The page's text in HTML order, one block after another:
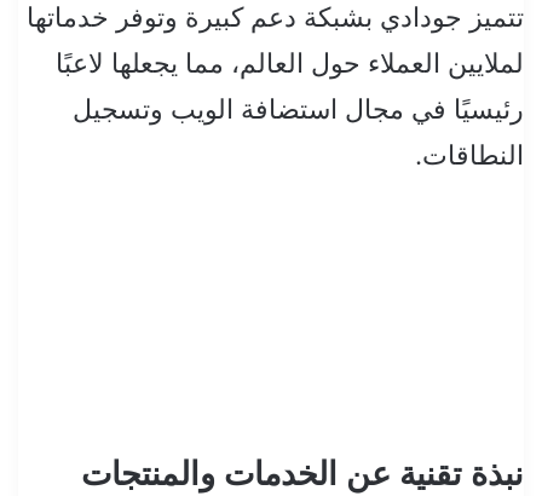
تتميز جودادي بشبكة دعم كبيرة وتوفر خدماتها
لملايين العملاء حول العالم، مما يجعلها لاعبًا
رئيسيًا في مجال استضافة الويب وتسجيل
النطاقات.
نبذة تقنية عن الخدمات والمنتجات